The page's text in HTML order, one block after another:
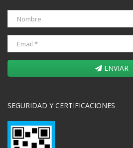
ENVIAR
SEGURIDAD Y CERTIFICACIONES